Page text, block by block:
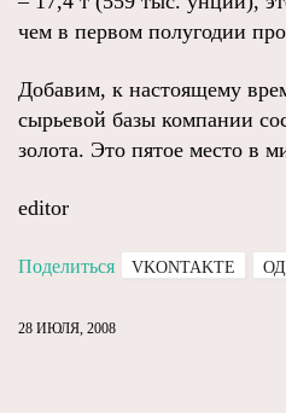
чем в первом полугодии
Добавим, к настоящему
сырьевой базы компании
золота. Это пятое место в
editor
Поделиться VKONTAKTE
28 ИЮЛЯ, 2008